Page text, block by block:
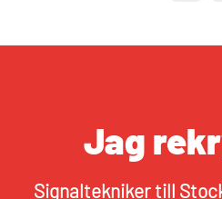
Jag
Signaltekniker till